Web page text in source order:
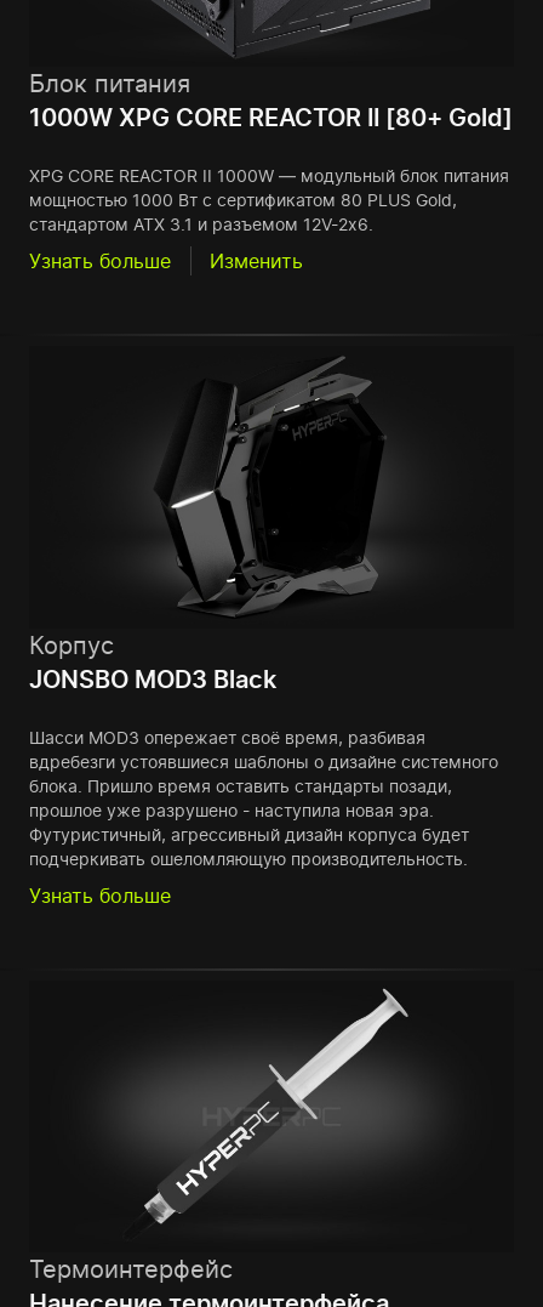
Блок питания
1000W XPG CORE REACTOR II [80+ Gold]
XPG CORE REACTOR II 1000W — модульный блок питания
мощностью 1000 Вт с сертификатом 80 PLUS Gold,
стандартом ATX 3.1 и разъемом 12V-2x6.
Узнать больше Изменить
Корпус
JONSBO MOD3 Black
Шасси MOD3 опережает своё время, разбивая
вдребезги устоявшиеся шаблоны о дизайне системного
блока. Пришло время оставить стандарты позади,
прошлое уже разрушено - наступила новая эра.
Футуристичный, агрессивный дизайн корпуса будет
подчеркивать ошеломляющую производительность.
Узнать больше
Термоинтерфейс